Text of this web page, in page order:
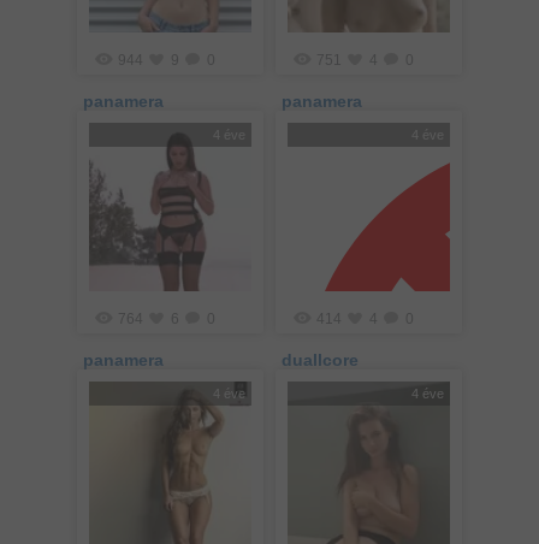
944 9
panamera
751
panamera
4 éve
764 6
panamera
4 éve
duallcore
4 éve 4 éve